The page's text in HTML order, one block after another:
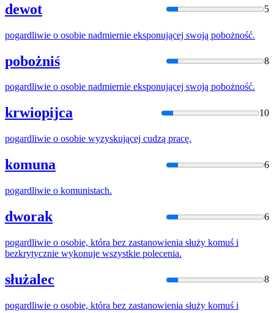
dewot 5
pogardliwie o osobie nadmiernie eksponującej swoją pobożność.
pobożniś 8
pogardliwie o osobie nadmiernie eksponującej swoją pobożność.
krwiopijca 10
pogardliwie o osobie wyzyskującej cudzą pracę.
komuna 6
pogardliwie o komunistach.
dworak 6
pogardliwie o osobie, która bez zastanowienia służy komuś i
bezkrytycznie wykonuje wszystkie polecenia.
służalec 8
pogardliwie o osobie, która bez zastanowienia służy komuś i